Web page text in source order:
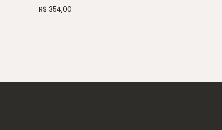
R$ 354,00